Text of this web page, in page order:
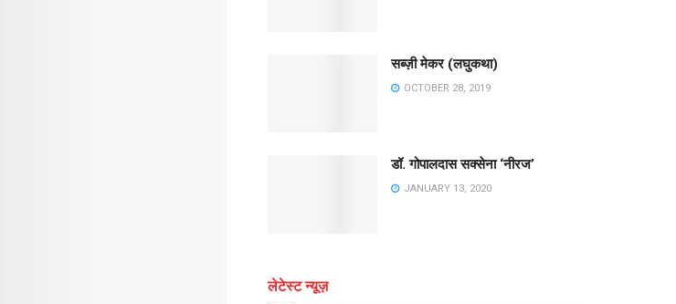
सब्ज़ी मेकर (लघुकथा)
OCTOBER 28, 2019
डॉ. गोपालदास सक्सेना ‘नीरज’
JANUARY 13, 2020
लेटेस्ट न्यूज़